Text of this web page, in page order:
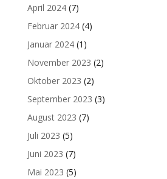
April 2024(7)
Februar 2024(4)
Januar 2024(1)
November 2023 (2)
Oktober 2023 (2)
September 2023 (3)
August 2023 (7)
Juli 2023 (5)
Juni 2023 (7)
Mai 2023 (5)